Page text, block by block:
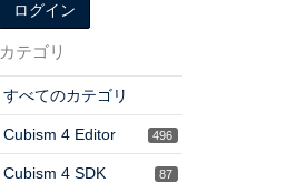
ログイン
カテゴリ
すべてのカテゴリ
496
Cubism 4 Editor
87
Cubism 4 SDK